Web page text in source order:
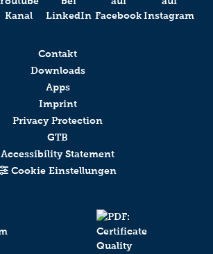
Contakt
Downloads
Apps
Imprint
Privacy Protection
GTB
Accessibility Statement
Cookie Einstellungen